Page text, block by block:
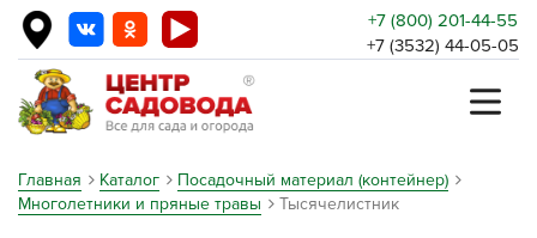
+7 (800) 201-44-55
+7 (3532) 44-05-05
Главная Каталог
Посадочный материал (контейнер)
Многолетники и пряные травы
Тысячелистник